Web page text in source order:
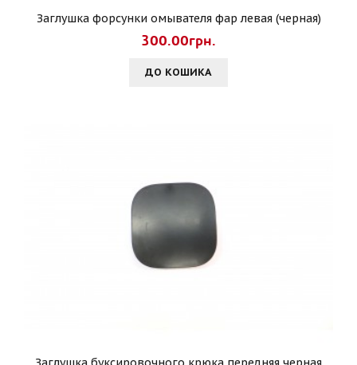
Заглушка форсунки омывателя фар левая (черная)
300.00грн.
ДО КОШИКА